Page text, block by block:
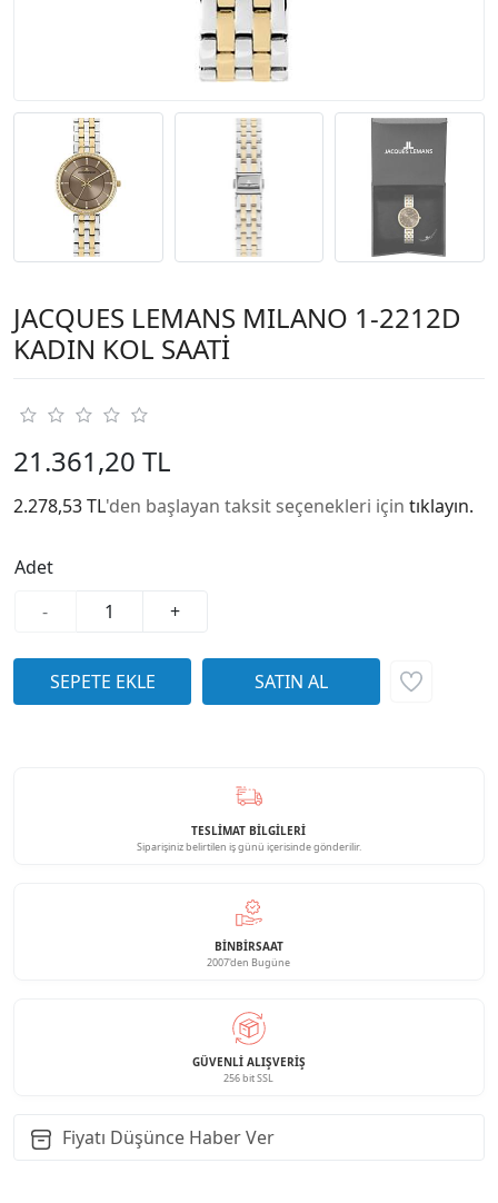
JACQUES LEMANS MILANO 1-2212D
KADIN KOL SAATİ
21.361,20 TL
2.278,53 TL'den başlayan taksit seçenekleri için tıklayın.
Adet
-
+
TESLİMAT BİLGİLERİ
Siparişiniz belirtilen iş günü içerisinde gönderilir.
BINBIRSAAT
2007'den Bugüne
GÜVENLI ALIŞVERIŞ
256 bit SSL
Fiyatı Düşünce Haber Ver